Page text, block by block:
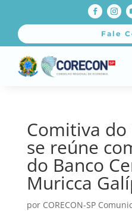
Fale
Comitiva do
se reúne
do Banco
Muricca
por CORECON-SP